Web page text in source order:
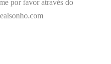
por favor através do